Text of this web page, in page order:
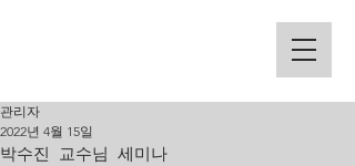
박수진 교수님 세미나
관리자
2022년 4월 15일